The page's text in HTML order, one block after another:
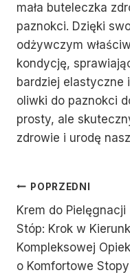
mała buteleczka
paznokci. Dzięki
odżywczym
kondycję,
bardziej elastyczne
oliwki do paznokci
prosty, ale
zdrowie i urodę
Nawigacja
Wpisu
POPRZEDNI
Krem do Pielęgnacji
Stóp: Krok w
Kompleksowej
o Komfortowe Stopy